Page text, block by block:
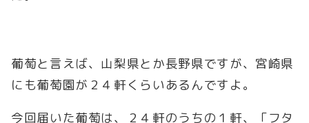
葡萄と言えば、山梨県とか長野県ですが、宮崎県
にも葡萄園が２４軒くらいあるんですよ。
今回届いた葡萄は、２４軒のうちの１軒、「フタ